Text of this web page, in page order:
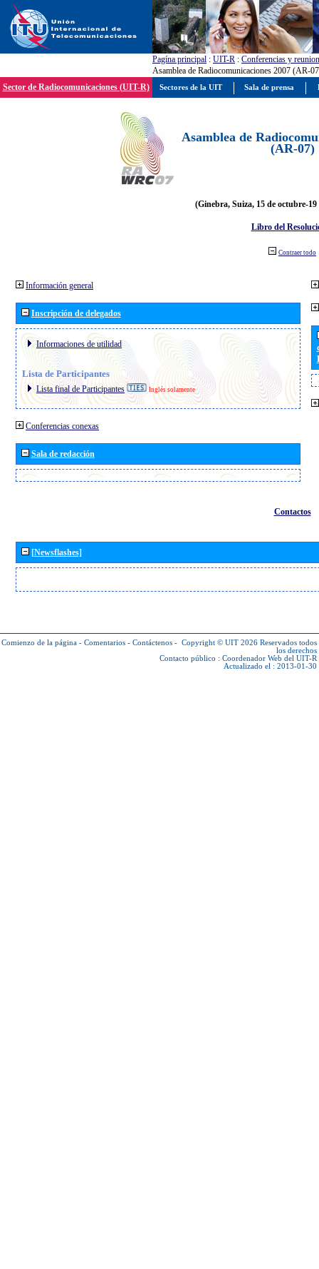
Pagína principal : UIT-R : Conferencias y
Asamblea de Radiocomunicaciones 2007 (AR-
Sector de Radiocomunicaciones (UIT-R)
Asamblea de
(AR-07)
(Ginebra, Suiza, 15 de octubre-19
Libro del
Contraer todo
Información general
Inscripción de delegados
Informaciones de utilidad
Lista de Participantes
Lista final de Participantes Inglés solamente
Conferencias conexas
Sala de redacción
Contactos
[Newsflashes]
Comienzo de la página - Comentarios - Contáctenos - Copyright © UIT 2026 Reservados todos
los derechos
Contacto público : Coordenador Web del UIT-R
Actualizado el : 2013-01-30
Sectores de la UIT Sala de prensa